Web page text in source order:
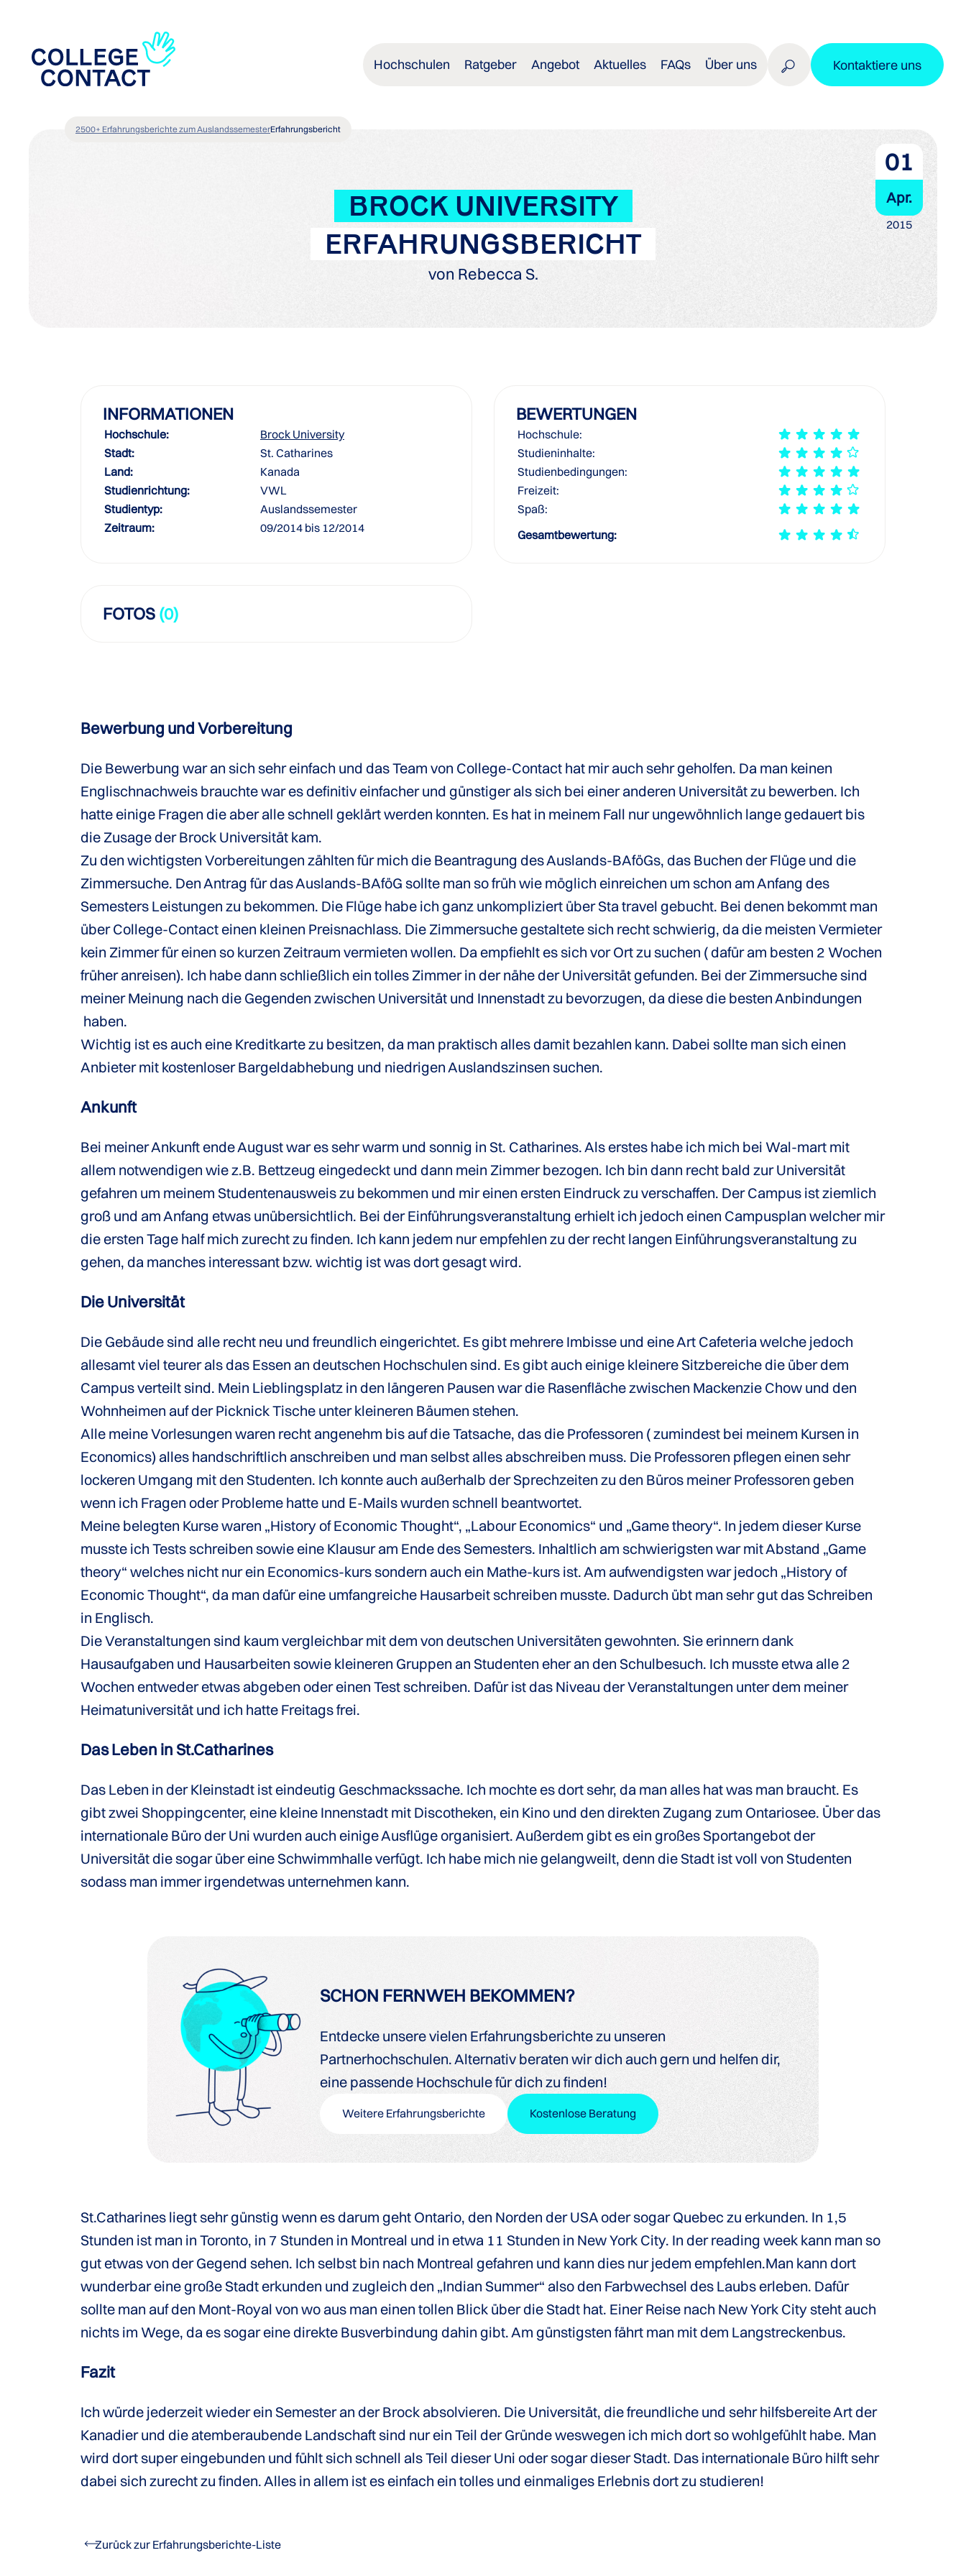
Hochschulen Ratgeber Angebot Aktuelles FAQs Über uns Kontaktiere uns
2500+ Erfahrungsberichte zum AuslandssemesterErfahrungsbericht
BROCK UNIVERSITY
ERFAHRUNGSBERICHT
von Rebecca S.
01
Apr.
2015
INFORMATIONEN
Hochschule:
Brock University
Stadt:
St. Catharines
Land:
Kanada
Studienrichtung:
VWL
Studientyp:
Auslandssemester
Zeitraum:
09/2014 bis 12/2014
BEWERTUNGEN
Hochschule:
Studieninhalte:
Studienbedingungen:
Freizeit:
Spaß:
Gesamtbewertung:
FOTOS (0)
Bewerbung und Vorbereitung
Die Bewerbung war an sich sehr einfach und das Team von College-Contact hat mir auch sehr geholfen. Da man keinen
Englischnachweis brauchte war es definitiv einfacher und günstiger als sich bei einer anderen Universität zu bewerben. Ich
hatte einige Fragen die aber alle schnell geklärt werden konnten. Es hat in meinem Fall nur ungewöhnlich lange gedauert bis
die Zusage der Brock Universität kam.
Zu den wichtigsten Vorbereitungen zählten für mich die Beantragung des Auslands-BAföGs, das Buchen der Flüge und die
Zimmersuche. Den Antrag für das Auslands-BAföG sollte man so früh wie möglich einreichen um schon am Anfang des
Semesters Leistungen zu bekommen. Die Flüge habe ich ganz unkompliziert über Sta travel gebucht. Bei denen bekommt man
über College-Contact einen kleinen Preisnachlass. Die Zimmersuche gestaltete sich recht schwierig, da die meisten Vermieter
kein Zimmer für einen so kurzen Zeitraum vermieten wollen. Da empfiehlt es sich vor Ort zu suchen ( dafür am besten 2 Wochen
früher anreisen). Ich habe dann schließlich ein tolles Zimmer in der nähe der Universität gefunden. Bei der Zimmersuche sind
meiner Meinung nach die Gegenden zwischen Universität und Innenstadt zu bevorzugen, da diese die besten Anbindungen
haben.
Wichtig ist es auch eine Kreditkarte zu besitzen, da man praktisch alles damit bezahlen kann. Dabei sollte man sich einen
Anbieter mit kostenloser Bargeldabhebung und niedrigen Auslandszinsen suchen.
Ankunft
Bei meiner Ankunft ende August war es sehr warm und sonnig in St. Catharines. Als erstes habe ich mich bei Wal-mart mit
allem notwendigen wie z.B. Bettzeug eingedeckt und dann mein Zimmer bezogen. Ich bin dann recht bald zur Universität
gefahren um meinem Studentenausweis zu bekommen und mir einen ersten Eindruck zu verschaffen. Der Campus ist ziemlich
groß und am Anfang etwas unübersichtlich. Bei der Einführungsveranstaltung erhielt ich jedoch einen Campusplan welcher mir
die ersten Tage half mich zurecht zu finden. Ich kann jedem nur empfehlen zu der recht langen Einführungsveranstaltung zu
gehen, da manches interessant bzw. wichtig ist was dort gesagt wird.
Die Universität
Die Gebäude sind alle recht neu und freundlich eingerichtet. Es gibt mehrere Imbisse und eine Art Cafeteria welche jedoch
allesamt viel teurer als das Essen an deutschen Hochschulen sind. Es gibt auch einige kleinere Sitzbereiche die über dem
Campus verteilt sind. Mein Lieblingsplatz in den längeren Pausen war die Rasenfläche zwischen Mackenzie Chow und den
Wohnheimen auf der Picknick Tische unter kleineren Bäumen stehen.
Alle meine Vorlesungen waren recht angenehm bis auf die Tatsache, das die Professoren ( zumindest bei meinem Kursen in
Economics) alles handschriftlich anschreiben und man selbst alles abschreiben muss. Die Professoren pflegen einen sehr
lockeren Umgang mit den Studenten. Ich konnte auch außerhalb der Sprechzeiten zu den Büros meiner Professoren geben
wenn ich Fragen oder Probleme hatte und E-Mails wurden schnell beantwortet.
Meine belegten Kurse waren „History of Economic Thought“, „Labour Economics“ und „Game theory“. In jedem dieser Kurse
musste ich Tests schreiben sowie eine Klausur am Ende des Semesters. Inhaltlich am schwierigsten war mit Abstand „Game
theory“ welches nicht nur ein Economics-kurs sondern auch ein Mathe-kurs ist. Am aufwendigsten war jedoch „History of
Economic Thought“, da man dafür eine umfangreiche Hausarbeit schreiben musste. Dadurch übt man sehr gut das Schreiben
in Englisch.
Die Veranstaltungen sind kaum vergleichbar mit dem von deutschen Universitäten gewohnten. Sie erinnern dank
Hausaufgaben und Hausarbeiten sowie kleineren Gruppen an Studenten eher an den Schulbesuch. Ich musste etwa alle 2
Wochen entweder etwas abgeben oder einen Test schreiben. Dafür ist das Niveau der Veranstaltungen unter dem meiner
Heimatuniversität und ich hatte Freitags frei.
Das Leben in St.Catharines
Das Leben in der Kleinstadt ist eindeutig Geschmackssache. Ich mochte es dort sehr, da man alles hat was man braucht. Es
gibt zwei Shoppingcenter, eine kleine Innenstadt mit Discotheken, ein Kino und den direkten Zugang zum Ontariosee. Über das
internationale Büro der Uni wurden auch einige Ausflüge organisiert. Außerdem gibt es ein großes Sportangebot der
Universität die sogar über eine Schwimmhalle verfügt. Ich habe mich nie gelangweilt, denn die Stadt ist voll von Studenten
sodass man immer irgendetwas unternehmen kann.
SCHON FERNWEH BEKOMMEN?
Entdecke unsere vielen Erfahrungsberichte zu unseren
Partnerhochschulen. Alternativ beraten wir dich auch gern und helfen dir,
eine passende Hochschule für dich zu finden!
Weitere Erfahrungsberichte Kostenlose Beratung
St.Catharines liegt sehr günstig wenn es darum geht Ontario, den Norden der USA oder sogar Quebec zu erkunden. In 1,5
Stunden ist man in Toronto, in 7 Stunden in Montreal und in etwa 11 Stunden in New York City. In der reading week kann man so
gut etwas von der Gegend sehen. Ich selbst bin nach Montreal gefahren und kann dies nur jedem empfehlen.Man kann dort
wunderbar eine große Stadt erkunden und zugleich den „Indian Summer“ also den Farbwechsel des Laubs erleben. Dafür
sollte man auf den Mont-Royal von wo aus man einen tollen Blick über die Stadt hat. Einer Reise nach New York City steht auch
nichts im Wege, da es sogar eine direkte Busverbindung dahin gibt. Am günstigsten fährt man mit dem Langstreckenbus.
Fazit
Ich würde jederzeit wieder ein Semester an der Brock absolvieren. Die Universität, die freundliche und sehr hilfsbereite Art der
Kanadier und die atemberaubende Landschaft sind nur ein Teil der Gründe weswegen ich mich dort so wohlgefühlt habe. Man
wird dort super eingebunden und fühlt sich schnell als Teil dieser Uni oder sogar dieser Stadt. Das internationale Büro hilft sehr
dabei sich zurecht zu finden. Alles in allem ist es einfach ein tolles und einmaliges Erlebnis dort zu studieren!
Zurück zur Erfahrungsberichte-Liste